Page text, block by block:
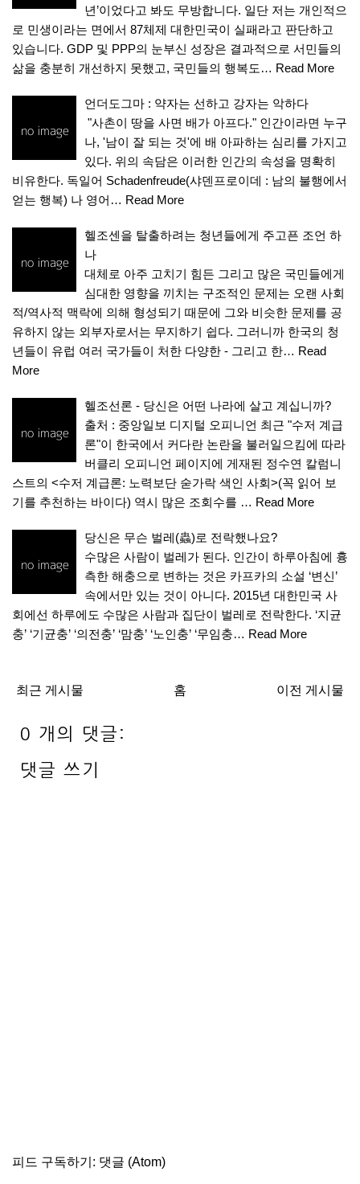
년’이었다고 봐도 무방합니다. 일단 저는 개인적으
로 민생이라는 면에서 87체제 대한민국이 실패라고 판단하고
있습니다. GDP 및 PPP의 눈부신 성장은 결과적으로 서민들의
삶을 충분히 개선하지 못했고, 국민들의 행복도… Read More
언더도그마 : 약자는 선하고 강자는 악하다
"사촌이 땅을 사면 배가 아프다." 인간이라면 누구
나, '남이 잘 되는 것'에 배 아파하는 심리를 가지고
있다. 위의 속담은 이러한 인간의 속성을 명확히
비유한다. 독일어 Schadenfreude(샤덴프로이데 : 남의 불행에서
얻는 행복) 나 영어… Read More
헬조센을 탈출하려는 청년들에게 주고픈 조언 하
나
대체로 아주 고치기 힘든 그리고 많은 국민들에게
심대한 영향을 끼치는 구조적인 문제는 오랜 사회
적/역사적 맥락에 의해 형성되기 때문에 그와 비슷한 문제를 공
유하지 않는 외부자로서는 무지하기 쉽다. 그러니까 한국의 청
년들이 유럽 여러 국가들이 처한 다양한 - 그리고 한… Read
More
헬조선론 - 당신은 어떤 나라에 살고 계십니까?
출처 : 중앙일보 디지털 오피니언 최근 "수저 계급
론"이 한국에서 커다란 논란을 불러일으킴에 따라
버클리 오피니언 페이지에 게재된 정수연 칼럼니
스트의 <수저 계급론: 노력보단 숟가락 색인 사회>(꼭 읽어 보
기를 추천하는 바이다) 역시 많은 조회수를 … Read More
당신은 무슨 벌레(蟲)로 전락했나요?
수많은 사람이 벌레가 된다. 인간이 하루아침에 흉
측한 해충으로 변하는 것은 카프카의 소설 ‘변신’
속에서만 있는 것이 아니다. 2015년 대한민국 사
회에선 하루에도 수많은 사람과 집단이 벌레로 전락한다. ‘지균
충’ ‘기균충’ ‘의전충’ ‘맘충’ ‘노인충’ ‘무임충… Read More
최근 게시물 이전 게시물
홈
0 개의 댓글:
댓글 쓰기
피드 구독하기: 댓글 (Atom)